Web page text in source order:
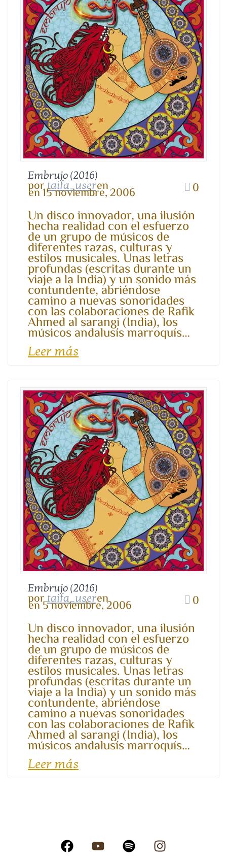
Embrujo (2016)
portaifa_useren
en 15 noviembre, 2006 0
Un disco innovador, una ilusión
hecha realidad con el esfuerzo
de un grupo de músicos de
diferentes razas, culturas y
estilos musicales. Unas letras
profundas (escritas durante un
viaje a la India) y un sonido más
contundente, abriéndose
camino a nuevas sonoridades
con las colaboraciones de Rafik
Ahmed al sarangi (India), los
músicos andalusís marroquís…
Leer más
Embrujo (2016)
portaifa_useren
en 5 noviembre, 2006 0
Un disco innovador, una ilusión
hecha realidad con el esfuerzo
de un grupo de músicos de
diferentes razas, culturas y
estilos musicales. Unas letras
profundas (escritas durante un
viaje a la India) y un sonido más
contundente, abriéndose
camino a nuevas sonoridades
con las colaboraciones de Rafik
Ahmed al sarangi (India), los
músicos andalusís marroquís…
Leer más